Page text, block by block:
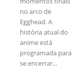
no arco de
Egghead. A
história atual do
anime está
programada para
se encerrar...